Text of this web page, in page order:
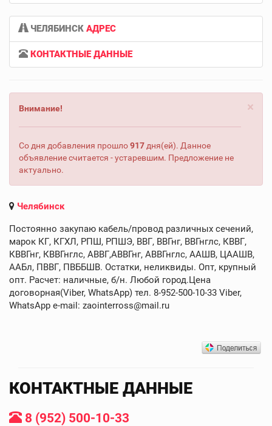
ЧЕЛЯБИНСК АДРЕС
КОНТАКТНЫЕ ДАННЫЕ
×
Внимание!
Со дня добавления прошло917 дня(ей). Данное
объявление считается - устаревшим. Предложение не
актуально.
Челябинск
Постоянно закупаю кабель/провод различных сечений,
марок КГ, КГХЛ, РПШ, РПШЭ, ВВГ, ВВГнг, ВВГнглс, КВВГ,
КВВГнг, КВВГнглс, АВВГ,АВВГнг, АВВГнглс, ААШВ, ЦААШВ,
ААБл, ПВВГ, ПВББШВ. Остатки, неликвиды. Опт, крупный
опт. Расчет: наличные, б/н. Любой город.Цена
договорная(Viber, WhatsApp) тел. 8-952-500-10-33 Viber,
WhatsApp e-mail: zaointerross@mail.ru
КОНТАКТНЫЕ ДАННЫЕ
8 (952) 500-10-33